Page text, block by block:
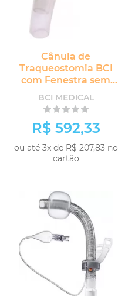
Cânula de
Traqueostomia BCI
com Fenestra sem
Cuff e Cânula Interna
BCI MEDICAL
R$ 592,33
ou até 3x de R$ 207,83 no
cartão